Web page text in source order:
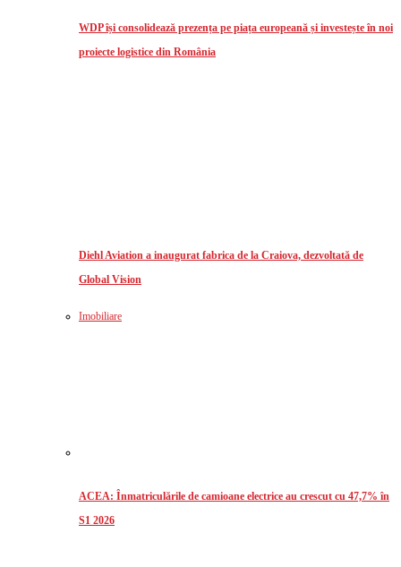
WDP își consolidează prezența pe piața europeană și investește în noi
proiecte logistice din România
Diehl Aviation a inaugurat fabrica de la Craiova, dezvoltată de
Global Vision
Imobiliare
ACEA: Înmatriculările de camioane electrice au crescut cu 47,7% în
S1 2026